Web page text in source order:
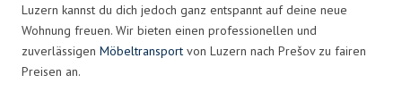
Luzern kannst du dich jedoch ganz entspannt auf deine neue
Wohnung freuen. Wir bieten einen professionellen und
zuverlässigen Möbeltransport von Luzern nach Prešov zu fairen
Preisen an.